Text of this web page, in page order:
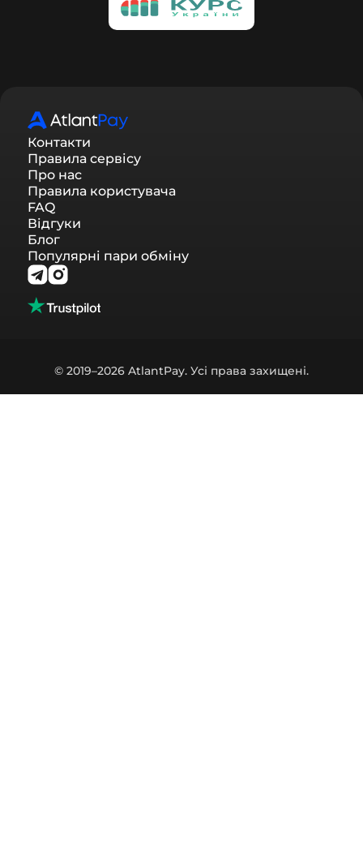
заявки, а також Ви автоматично будете
зареєстровані на нашому сервісі. Щоб
отримувати знижки.
Контакти
Правила сервісу
Про нас
Правила користувача
FAQ
Відгуки
Блог
Популярні пари обміну
© 2019–2026 AtlantPay. Усі права захищені.